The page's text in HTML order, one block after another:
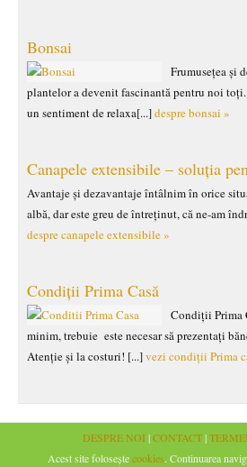
Bonsai
Frumusețea și
plantelor a devenit fascinantă pentru noi
un sentiment de relaxa[...]despre bonsai »
Canapele extensibile – soluția
Avantaje și dezavantaje întâlnim în orice
albă, dar este greu de întreținut, că ne-am
despre canapele extensibile »
Condiții Prima Casă
Condiții Prima
minim, trebuie este necesar să prezentați
Atenție și la costuri! [...]vezi condiții Prima
DESPRE NOI |CONTACT|
Acest site foloseștecookies. Continuarea